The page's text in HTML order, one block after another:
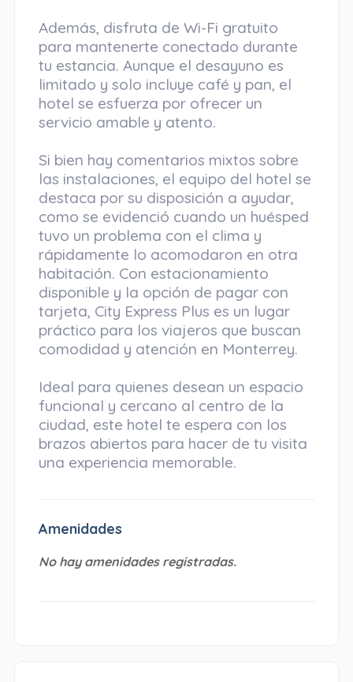
Además, disfruta de Wi-Fi gratuito
para mantenerte conectado durante
tu estancia. Aunque el desayuno es
limitado y solo incluye café y pan, el
hotel se esfuerza por ofrecer un
servicio amable y atento.
Si bien hay comentarios mixtos sobre
las instalaciones, el equipo del hotel se
destaca por su disposición a ayudar,
como se evidenció cuando un huésped
tuvo un problema con el clima y
rápidamente lo acomodaron en otra
habitación. Con estacionamiento
disponible y la opción de pagar con
tarjeta, City Express Plus es un lugar
práctico para los viajeros que buscan
comodidad y atención en Monterrey.
Ideal para quienes desean un espacio
funcional y cercano al centro de la
ciudad, este hotel te espera con los
brazos abiertos para hacer de tu visita
una experiencia memorable.
Amenidades
No hay amenidades registradas.